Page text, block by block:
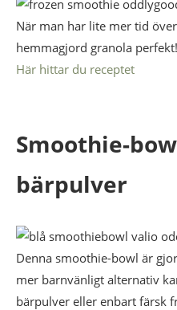
När man har lite mer tid
hemmagjord granola perfekt!
Här hittar du receptet
Smoothie-
bärpulver
Denna smoothie-bowl är
mer barnvänligt alternativ
bärpulver eller enbart färsk